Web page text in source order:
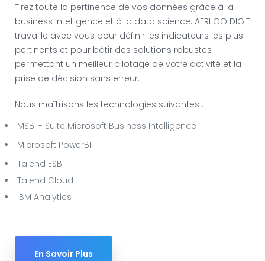
Tirez toute la pertinence de vos données grâce à la
business intelligence et à la data science. AFRI GO DIGIT
travaille avec vous pour définir les indicateurs les plus
pertinents et pour bâtir des solutions robustes
permettant un meilleur pilotage de votre activité et la
prise de décision sans erreur.
Nous maîtrisons les technologies suivantes :
MSBI - Suite Microsoft Business Intelligence
Microsoft PowerBI
Talend ESB
Talend Cloud
IBM Analytics
En Savoir Plus